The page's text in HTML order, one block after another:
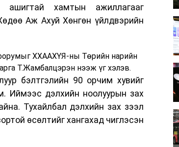
ашигтай хамтын ажиллагааг
Аж Ахуй Хөнгөн үйлдвэрийн
ХХААХҮЯ-ны Төрийн нарийн
Т.Жамбалцэрэн нээж үг хэлэв.
бэлтгэлийн 90 орчим хувийг
Иймээс дэлхийн ноолуурын зах
Тухайлбал дэлхийн зах зээл
өсөлтийг хангахад чиглэсэн